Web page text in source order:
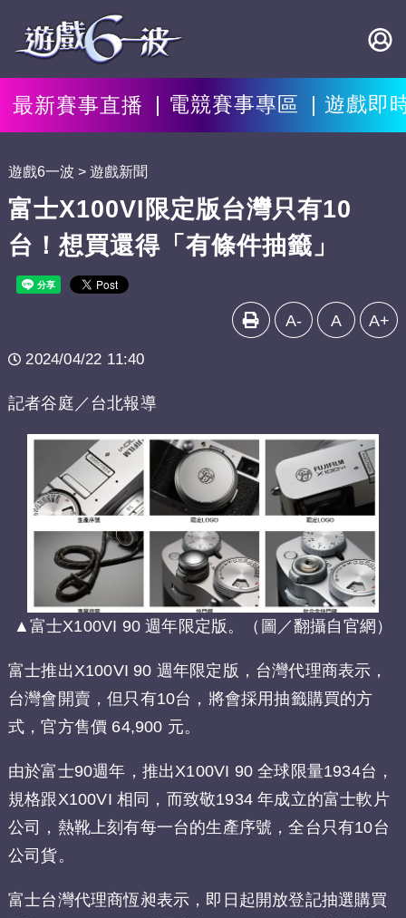
最新賽事直播 電競賽事專區 遊戲即
遊戲6一波 遊戲新聞
富士X100VI限定版台灣只有10
台！想買還得「有條件抽籤」
A- A A+
2024/04/22 11:40
記者谷庭／台北報導
▲富士X100VI 90 週年限定版。（圖／翻攝自官網）
富士推出X100VI 90 週年限定版，台灣代理商表示，
台灣會開賣，但只有10台，將會採用抽籤購買的方
式，官方售價 64,900 元。
由於富士90週年，推出X100VI 90 全球限量1934台，
規格跟X100VI 相同，而致敬1934 年成立的富士軟片
公司，熱靴上刻有每一台的生產序號，全台只有10台
公司貨。
富士台灣代理商恆昶表示，即日起開放登記抽選購買